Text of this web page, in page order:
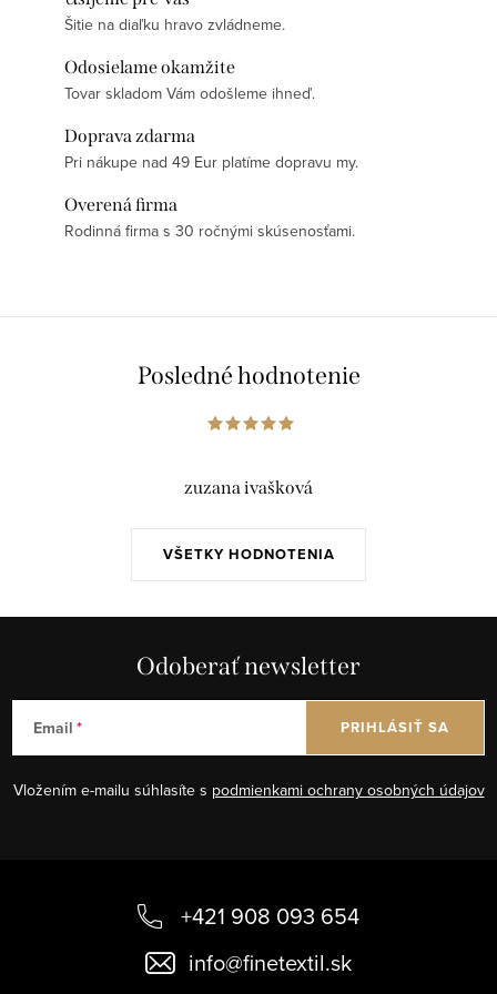
Šitie na diaľku hravo zvládneme.
Odosielame okamžite
Tovar skladom Vám odošleme ihneď.
Doprava zdarma
Pri nákupe nad 49 Eur platíme dopravu my.
Overená firma
Rodinná firma s 30 ročnými skúsenosťami.
Posledné hodnotenie
VŠETKY HODNOTENIA
zuzana ivašková
Odoberať newsletter
Email
Vložením e-mailu súhlasíte s podmienkami ochrany osobných údajov
PRIHLÁSIŤ SA
+421 908 093 654
info@finetextil.sk